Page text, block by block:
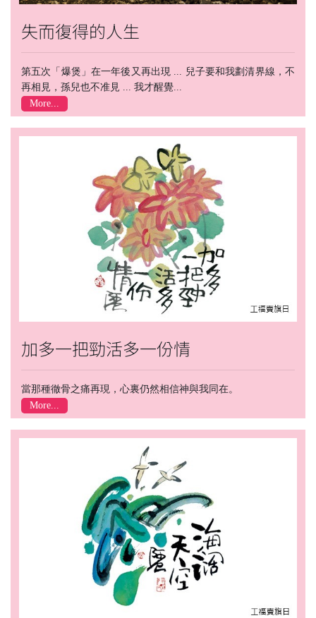
失而復得的人生
第五次「爆煲」在一年後又再出現 ... 兒子要和我劃清界線，不
再相見，孫兒也不准見 ... 我才醒覺...
More...
加多一把勁活多一份情
當那種徹骨之痛再現，心裏仍然相信神與我同在。
More...